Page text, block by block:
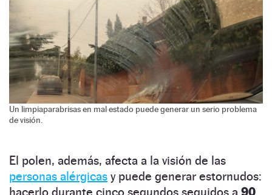
Un limpiaparabrisas en mal estado puede generar un serio problema
de visión.
El polen, además, afecta a la visión de las
personas alérgicas y puede generar estornudos:
hacerlo durante cinco segundos seguidos a 90